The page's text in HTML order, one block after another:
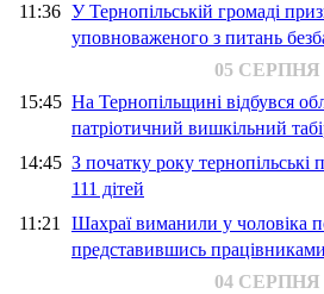
11:36 У Тернопільській громаді
уповноваженого з питань
05 СЕРПНЯ
15:45 На Тернопільщині відбувся
патріотичний вишкільний
14:45 З початку року тернопільські
111 дітей
11:21 Шахраї виманили у чоловіка
представившись
04 СЕРПНЯ